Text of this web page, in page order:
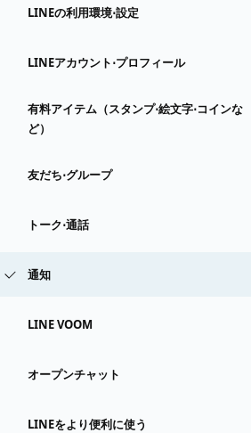
LINEの利用環境⋅設定
LINEアカウント⋅プロフィール
有料アイテム（スタンプ⋅絵文字⋅コインな
ど）
友だち⋅グループ
トーク⋅通話
通知
LINE VOOM
オープンチャット
LINEをより便利に使う